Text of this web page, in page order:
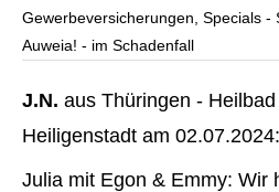
Gewerbeversicherungen, Specials -
Auweia! - im Schadenfall
J.N. aus Thüringen - Heilbad
Heiligenstadt am 02.07.2024:
Julia mit Egon & Emmy: Wir